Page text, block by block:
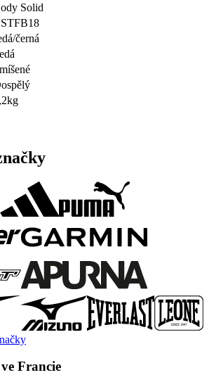
Solid
černá
Francie